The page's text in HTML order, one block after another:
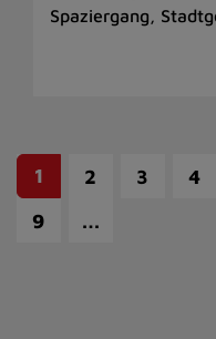
Spaziergang,
1 2 3 4
9
…